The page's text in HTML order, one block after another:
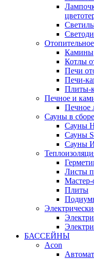
Камины
Котлы
Печи
Печи-
Плиты-
Печное и
Печное
Сауны в сборе
Cауны
Сауны
Сауны
Листы
Плиты
БАССЕЙНЫ
Acon